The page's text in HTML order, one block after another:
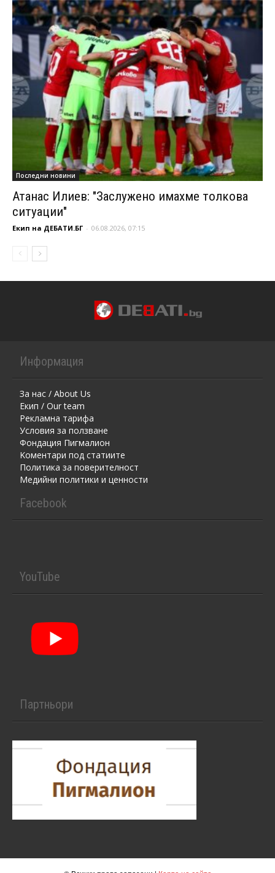
Последни новини
Атанас Илиев: "Заслужено имахме толкова
ситуации"
Екип на ДЕБАТИ.БГ - 06.08.2026, 07:15
Информация
За нас / About Us
Екип / Our team
Рекламна тарифа
Условия за ползване
Фондация Пигмалион
Kоментaри под статиите
Политика за поверителност
Медийни политики и ценности
Facebook
YouTube
Партньори